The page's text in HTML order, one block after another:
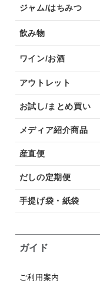
ジャム/はちみつ
飲み物
ワイン/お酒
アウトレット
お試し/まとめ買い
メディア紹介商品
産直便
だしの定期便
手提げ袋・紙袋
ガイド
ご利用案内